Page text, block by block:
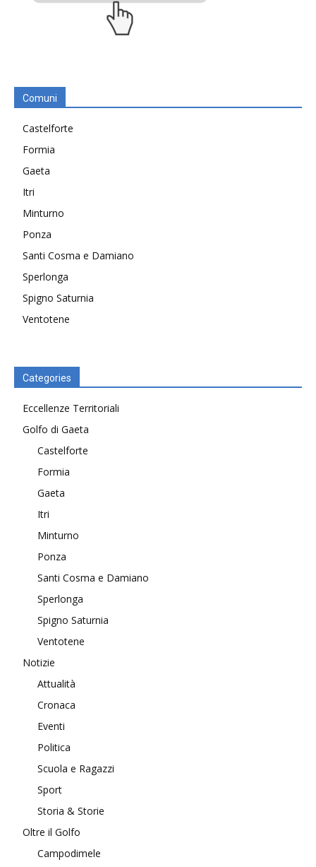
Comuni
Castelforte
Formia
Gaeta
Itri
Minturno
Ponza
Santi Cosma e Damiano
Sperlonga
Spigno Saturnia
Ventotene
Categories
Eccellenze Territoriali
Golfo di Gaeta
Castelforte
Formia
Gaeta
Itri
Minturno
Ponza
Santi Cosma e Damiano
Sperlonga
Spigno Saturnia
Ventotene
Notizie
Attualità
Cronaca
Eventi
Politica
Scuola e Ragazzi
Sport
Storia & Storie
Oltre il Golfo
Campodimele